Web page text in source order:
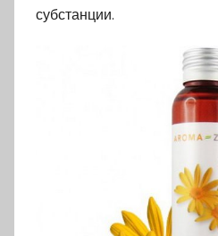
субстанции.